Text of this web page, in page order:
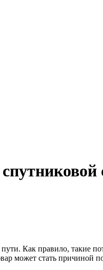
Как правило, такие
может стать причиной